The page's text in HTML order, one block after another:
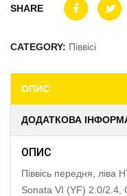
SHARE
CATEGORY: Піввісі
ОПИС
ДОДАТКОВА
ОПИС
Піввісь передня, ліва
Sonata VI (YF) 2.0/2.4,